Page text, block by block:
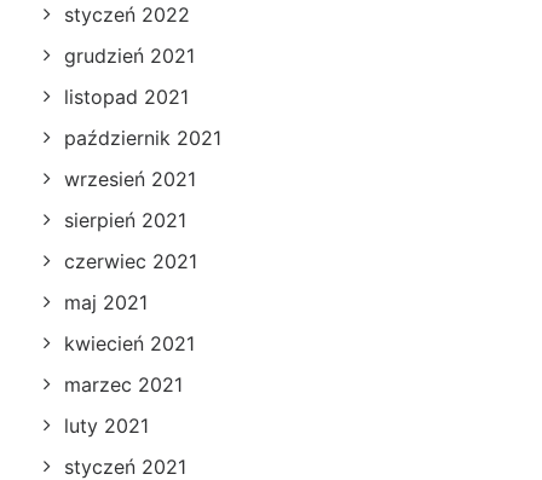
styczeń 2022
grudzień 2021
listopad 2021
październik 2021
wrzesień 2021
sierpień 2021
czerwiec 2021
maj 2021
kwiecień 2021
marzec 2021
luty 2021
styczeń 2021